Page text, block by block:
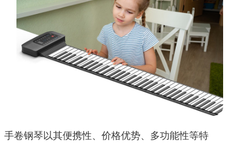
手卷钢琴以其便携性、价格优势、多功能性等特